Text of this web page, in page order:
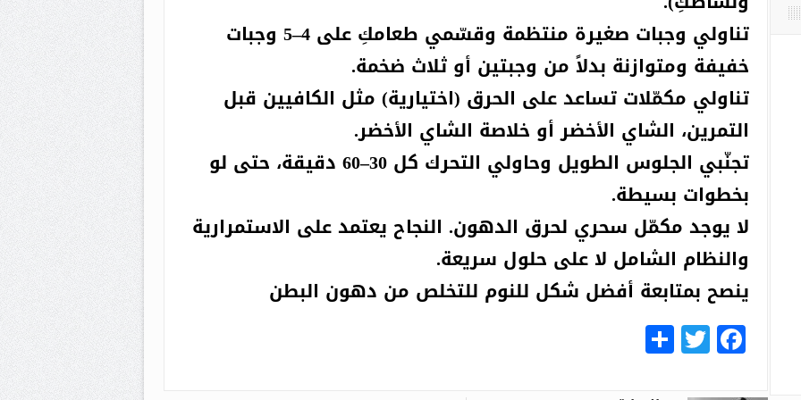
تناولي وجبات صغيرة منتظمة وقسّمي طعامكِ على 4–5 وجبات
خفيفة ومتوازنة بدلاً من وجبتين أو ثلاث ضخمة.
تناولي مكمّلات تساعد على الحرق (اختيارية) مثل الكافيين قبل
التمرين، الشاي الأخضر أو خلاصة الشاي الأخضر.
تجنّبي الجلوس الطويل وحاولي التحرك كل 30–60 دقيقة، حتى لو
بخطوات بسيطة.
لا يوجد مكمّل سحري لحرق الدهون. النجاح يعتمد على الاستمرارية
والنظام الشامل لا على حلول سريعة.
ينصح بمتابعة أفضل شكل للنوم للتخلص من دهون البطن
Facebook
Twitter